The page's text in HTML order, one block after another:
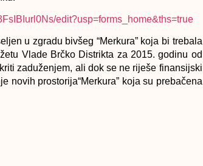
edit?usp=forms_home&ths=true
u zgradu bivšeg “Merkura” koja bi trebala
Vlade Brčko Distrikta za 2015. godinu od
zaduženjem, ali dok se ne riješe finansijski
novih prostorija“Merkura” koja su prebačena